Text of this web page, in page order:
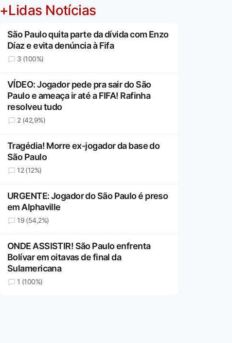
+Lidas Notícias
São Paulo quita parte da dívida com Enzo
Díaz e evita denúncia à Fifa
3 (100%)
VÍDEO: Jogador pede pra sair do São
Paulo e ameaça ir até a FIFA! Rafinha
resolveu tudo
2 (42,9%)
Tragédia! Morre ex-jogador da base do
São Paulo
12 (12%)
URGENTE: Jogador do São Paulo é preso
em Alphaville
19 (54,2%)
ONDE ASSISTIR! São Paulo enfrenta
Bolívar em oitavas de final da
Sulamericana
1 (100%)